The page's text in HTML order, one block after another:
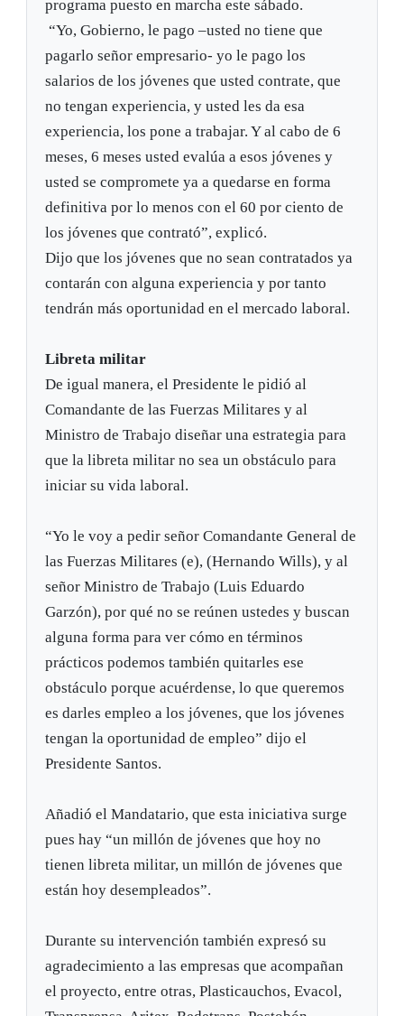
programa puesto en marcha este sábado.
“Yo, Gobierno, le pago –usted no tiene que
pagarlo señor empresario- yo le pago los
salarios de los jóvenes que usted contrate, que
no tengan experiencia, y usted les da esa
experiencia, los pone a trabajar. Y al cabo de 6
meses, 6 meses usted evalúa a esos jóvenes y
usted se compromete ya a quedarse en forma
definitiva por lo menos con el 60 por ciento de
los jóvenes que contrató”, explicó.
Dijo que los jóvenes que no sean contratados ya
contarán con alguna experiencia y por tanto
tendrán más oportunidad en el mercado laboral.
Libreta militar
De igual manera, el Presidente le pidió al
Comandante de las Fuerzas Militares y al
Ministro de Trabajo diseñar una estrategia para
que la libreta militar no sea un obstáculo para
iniciar su vida laboral.
“Yo le voy a pedir señor Comandante General de
las Fuerzas Militares (e), (Hernando Wills), y al
señor Ministro de Trabajo (Luis Eduardo
Garzón), por qué no se reúnen ustedes y buscan
alguna forma para ver cómo en términos
prácticos podemos también quitarles ese
obstáculo porque acuérdense, lo que queremos
es darles empleo a los jóvenes, que los jóvenes
tengan la oportunidad de empleo” dijo el
Presidente Santos.
Añadió el Mandatario, que esta iniciativa surge
pues hay “un millón de jóvenes que hoy no
tienen libreta militar, un millón de jóvenes que
están hoy desempleados”.
Durante su intervención también expresó su
agradecimiento a las empresas que acompañan
el proyecto, entre otras, Plasticauchos, Evacol,